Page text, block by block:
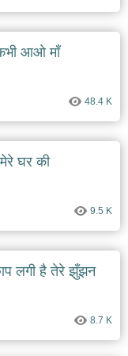
आओ माँ
48.4 K
घर की
9.5 K
लगी है तेरे झुँझन
8.7 K